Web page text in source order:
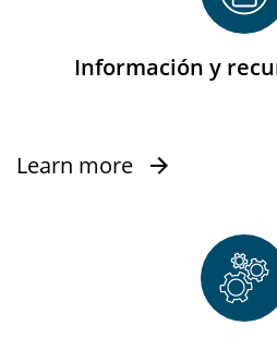
Información y
Learn more